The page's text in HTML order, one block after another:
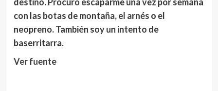
con las botas de montaña, el arnés o el
neopreno. También soy un intento de
baserritarra.
Ver fuente